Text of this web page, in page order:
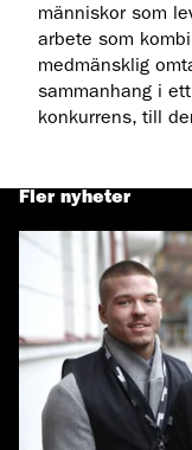
människor som
arbete som
medmänsklig
sammanhang i
konkurrens, till
Fler nyheter